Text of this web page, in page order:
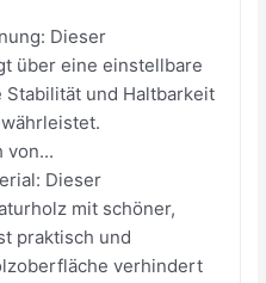
Dieser
über eine einstellbare
Stabilität und Haltbarkeit
von...
Dieser
mit schöner,
praktisch und
verhindert